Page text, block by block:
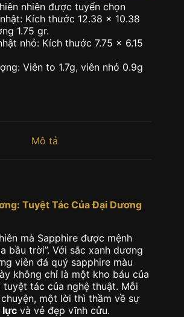
nhiên được tuyển chọn
Kích thước 12.38 x 10.38
1.75 gr.
nhỏ: Kích thước 7.75 x 6.15
Viên to 1.7g, viên nhỏ 0.9g
Mô tả
Tuyệt Tác Của Đại Dương
mà Sapphire được mệnh
bầu trời”. Với sắc xanh dương
viên đá quý sapphire màu
không chỉ là một kho báu của
tuyệt tác của nghệ thuật. Mỗi
một lời thì thầm về sự
lực và vẻ đẹp vĩnh cửu.